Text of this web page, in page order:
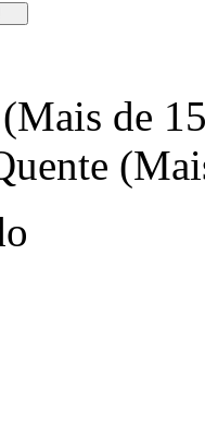
de